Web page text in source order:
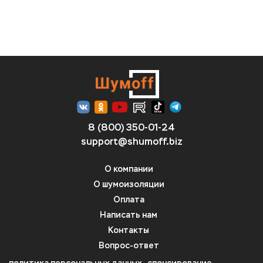
8 (800) 350-01-24
support@shumoff.biz
О компании
О шумоизоляции
Оплата
Написать нам
Контакты
Вопрос-ответ